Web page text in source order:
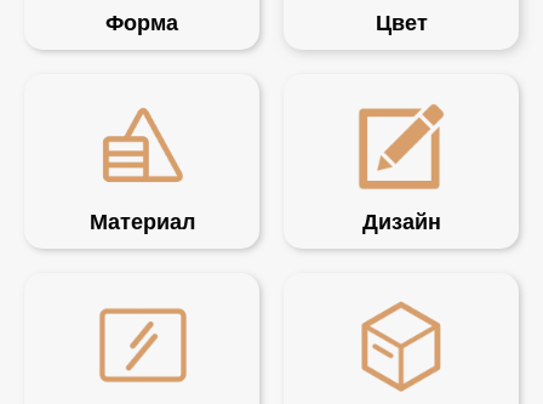
Форма Цвет
Материал Дизайн